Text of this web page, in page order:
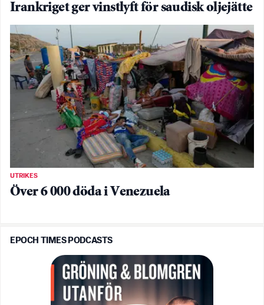
Irankriget ger vinstlyft för saudisk oljejätte
UTRIKES
Över 6 000 döda i Venezuela
EPOCH TIMES PODCASTS